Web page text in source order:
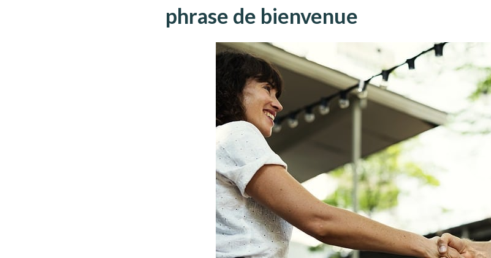
phrase de bienvenue